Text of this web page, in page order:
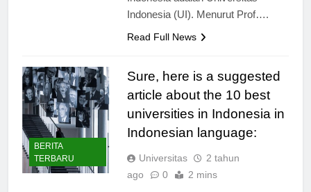
Indonesia adalah Universitas
BERITA
TERBARU
Sure, here is a suggested
article about the 10 best
universities in Indonesia in
Indonesian language:
Universitas
2 tahun